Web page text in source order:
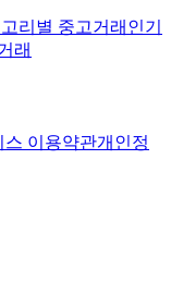
리별 중고거래 인기
래
스 이용약관개인정